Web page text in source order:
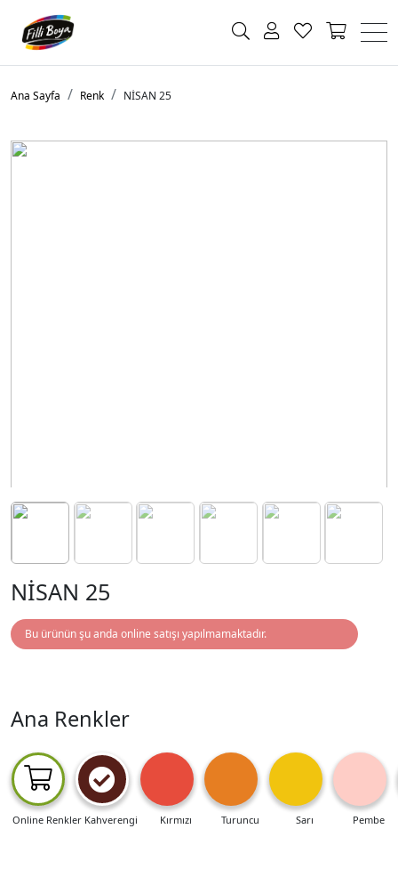
Ana Sayfa Renk NİSAN 25
NİSAN 25
Bu ürünün şu anda online satışı yapılmamaktadır.
Ana Renkler
Online Renkler Kahverengi Kırmızı Turuncu Sarı Pembe